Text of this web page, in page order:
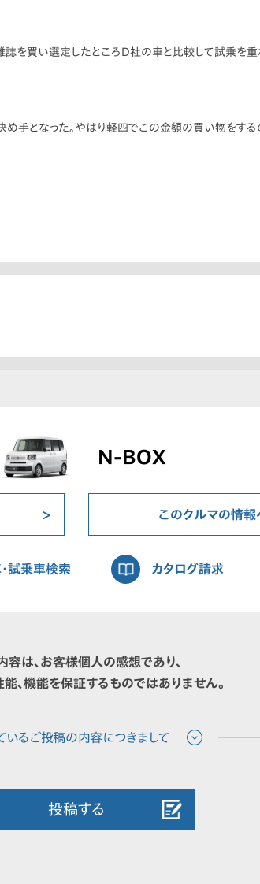
買い選定したところD社の車と比較して試乗を重
手となった。やはり軽四でこの金額の買い物をす
N-BOX
このクルマの情報
試乗車検索 カタログ請求
容は、お客様個人の感想であり、
、機能を保証するものではありません。
投稿する